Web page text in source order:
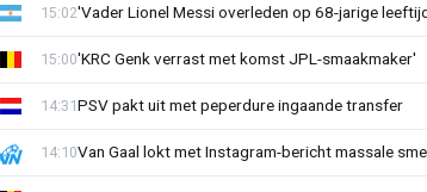
'Vader Lionel Messi overleden op 68-jarige
15:02
'KRC Genk verrast met komst JPL-smaakmaker'
15:00
PSV pakt uit met peperdure ingaande transfer
14:31
Van Gaal lokt met Instagram-bericht massale
14:10